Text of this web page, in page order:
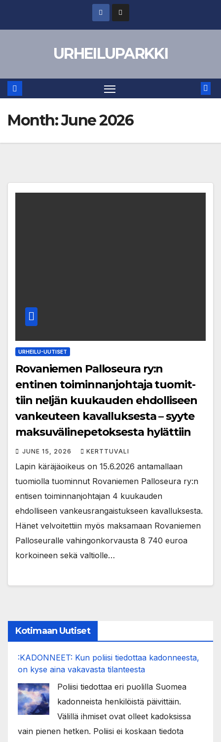
URHEILUPARKKI
Month:June 2026
URHEILU-UUTISET
Rovaniemen Palloseura ry:n
entinen toiminnanjohtaja tuo­mit­
tiin neljän kuu­kau­den eh­dol­li­seen
van­keu­teen ka­val­luk­ses­ta – syyte
mak­su­vä­li­ne­pe­tok­ses­ta hy­lät­tiin
JUNE 15, 2026 KERTTUVALI
Lapin käräjäoikeus on 15.6.2026 antamallaan
tuomiolla tuominnut Rovaniemen Palloseura ry:n
entisen toiminnanjohtajan 4 kuukauden
ehdolliseen vankeusrangaistukseen kavalluksesta.
Hänet velvoitettiin myös maksamaan Rovaniemen
Palloseuralle vahingonkorvausta 8 740 euroa
korkoineen sekä valtiolle…
Kotimaan Uutiset
:KADONNEET: Kun poliisi tiedottaa kadonneesta,
on kyse aina vakavasta tilanteesta
Poliisi tiedottaa eri puolilla Suomea
kadonneista henkilöistä päivittäin.
Välillä ihmiset ovat olleet kadoksissa
vain pienen hetken. Poliisi ei koskaan tiedota